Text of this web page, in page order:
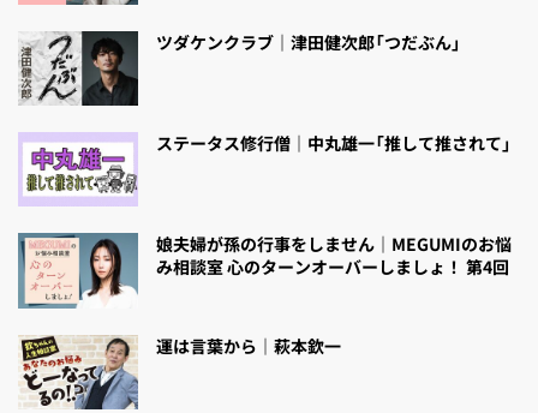
ツダケンクラブ｜津田健次郎「つだぶん」
ステータス修行僧｜中丸雄一「推して推されて」
娘夫婦が孫の行事をしません｜MEGUMIのお悩
み相談室 心のターンオーバーしましょ！ 第4回
運は言葉から｜萩本欽一